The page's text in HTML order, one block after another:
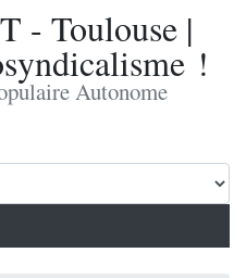
- Toulouse |
!
Autonome